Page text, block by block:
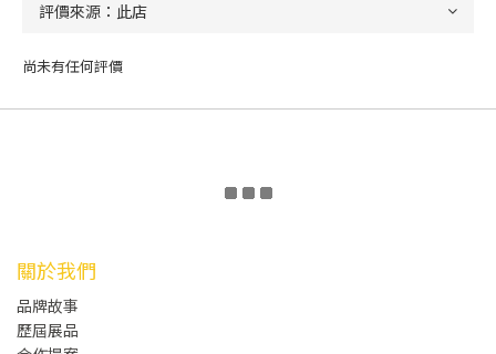
尚未有任何評價
關於我們
品牌故事
歷屆展品